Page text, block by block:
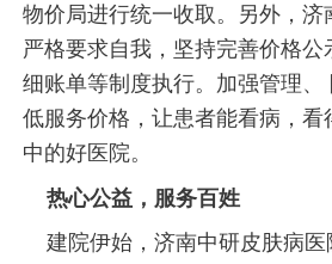
物价局进行统一收取。另外，济
严格要求自我，坚持完善价格公
细账单等制度执行。加强管理、
低服务价格，让患者能看病，看
中的好医院。
热心公益，服务百姓
建院伊始，济南中研皮肤病医